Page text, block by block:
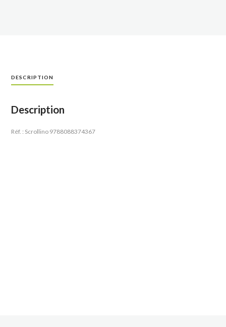
DESCRIPTION
Description
Réf. : Scrollino 9788088374367